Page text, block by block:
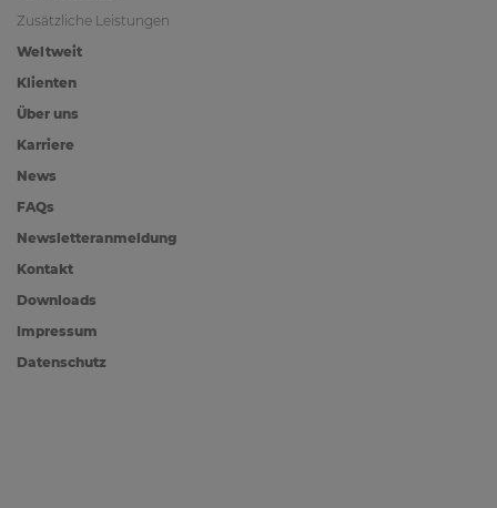
Zusätzliche Leistungen
Weltweit
Klienten
Über uns
Karriere
News
FAQs
Newsletteranmeldung
Kontakt
Downloads
Impressum
Datenschutz